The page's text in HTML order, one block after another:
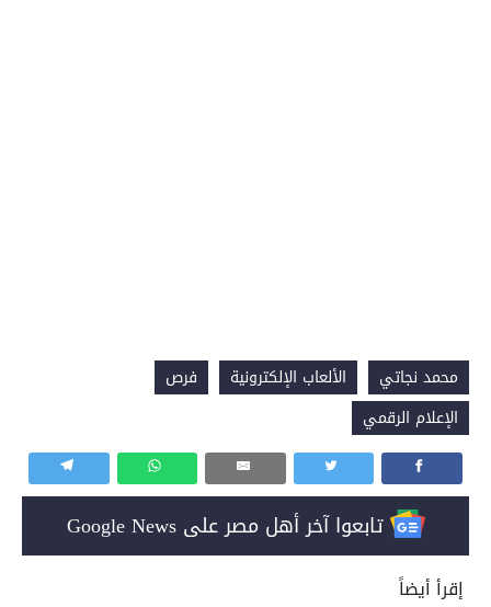
محمد نجاتي الألعاب الإلكترونية
فرص
الإعلام الرقمي
تابعوا آخر أهل مصر على Google News
إقرأ أيضاً